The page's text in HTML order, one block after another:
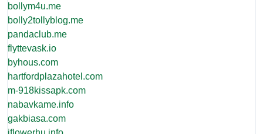
bollym4u.me
bolly2tollyblog.me
pandaclub.me
flyttevask.io
byhous.com
hartfordplazahotel.com
m-918kissapk.com
nabavkame.info
gakbiasa.com